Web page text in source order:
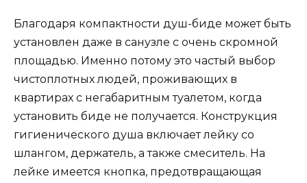
Благодаря компактности душ-биде может быть
установлен даже в санузле с очень скромной
площадью. Именно потому это частый выбор
чистоплотных людей, проживающих в
квартирах с негабаритным туалетом, когда
установить биде не получается. Конструкция
гигиенического душа включает лейку со
шлангом, держатель, а также смеситель. На
лейке имеется кнопка, предотвращающая